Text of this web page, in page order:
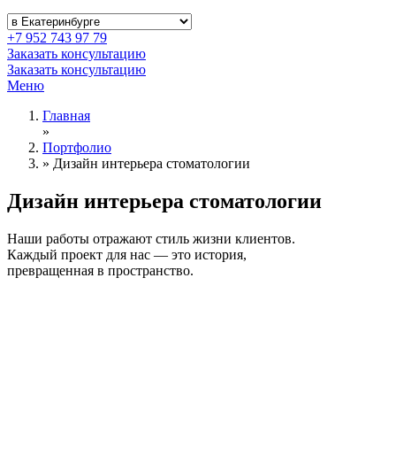
+7 952 743 97 79
Заказать консультацию
Заказать консультацию
Меню
Главная
»
Портфолио
» Дизайн интерьера стоматологии
Дизайн интерьера стоматологии
Наши работы отражают стиль жизни клиентов.
Каждый проект для нас — это история,
превращенная в пространство.